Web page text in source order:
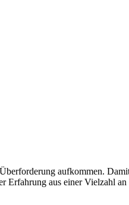
aufkommen.
aus einer Vielzahl